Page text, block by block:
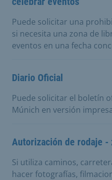
Puede solicitar una
si necesita una zona de
eventos en una fecha
Diario Oficial
Puede solicitar el boletín
Múnich en versión
Autorización de rodaje
Si utiliza caminos,
hacer fotografías,